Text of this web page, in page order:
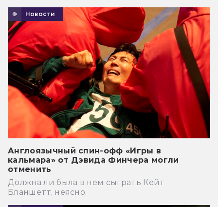
Новости
Англоязычный спин-офф «Игры в
кальмара» от Дэвида Финчера могли
отменить
Должна ли была в нем сыграть Кейт
Бланшетт, неясно.